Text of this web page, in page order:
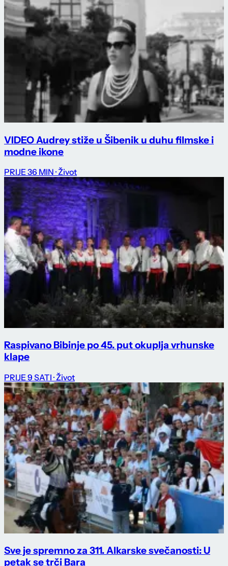
VIDEO Audrey stiže u Šibenik u duhu filmske i
modne ikone
PRIJE 36 MIN · Život
Raspivano Bibinje po 45. put okuplja vrhunske
klape
PRIJE 9 SATI · Život
Sve je spremno za 311. Alkarske svečanosti: U
petak se trči Bara